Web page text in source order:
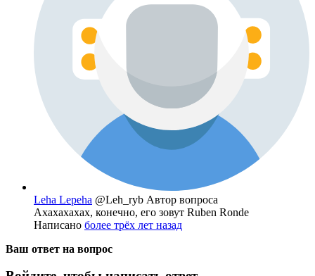
Leha Lepeha @Leh_ryb Автор вопроса
Ахахахахах, конечно, его зовут Ruben Ronde
Написано более трёх лет назад
Ваш ответ на вопрос